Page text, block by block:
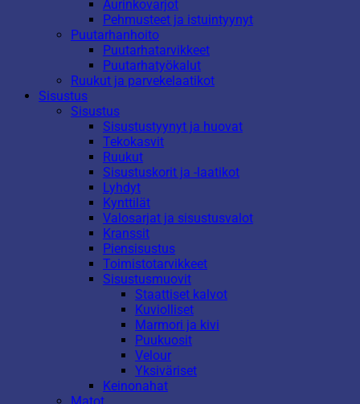
Aurinkovarjot
Pehmusteet ja istuintyynyt
Puutarhanhoito
Puutarhatarvikkeet
Puutarhatyökalut
Ruukut ja parvekelaatikot
Sisustus
Sisustus
Sisustustyynyt ja huovat
Tekokasvit
Ruukut
Sisustuskorit ja -laatikot
Lyhdyt
Kynttilät
Valosarjat ja sisustusvalot
Kranssit
Piensisustus
Toimistotarvikkeet
Sisustusmuovit
Staattiset kalvot
Kuviolliset
Marmori ja kivi
Puukuosit
Velour
Yksiväriset
Keinonahat